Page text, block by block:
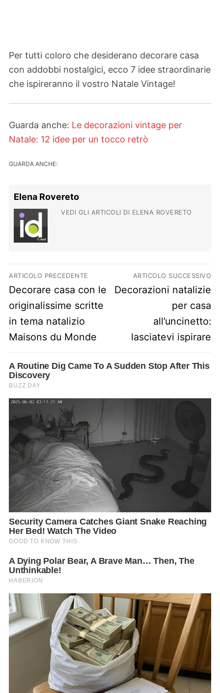
Per tutti coloro che desiderano decorare casa
con addobbi nostalgici, ecco 7 idee straordinarie
che ispireranno il vostro Natale Vintage!
Guarda anche: Le decorazioni vintage per
Natale: 12 idee per un tocco retrò
GUARDA ANCHE:
Elena Rovereto
VEDI GLI ARTICOLI DI ELENA ROVERETO
Navigazione articoli
ARTICOLO PRECEDENTE
Previous post:
Decorare casa con le
originalissime scritte
in tema natalizio
Maisons du Monde
ARTICOLO SUCCESSIVO
Next post:
Decorazioni natalizie
per casa
all’uncinetto:
lasciatevi ispirare